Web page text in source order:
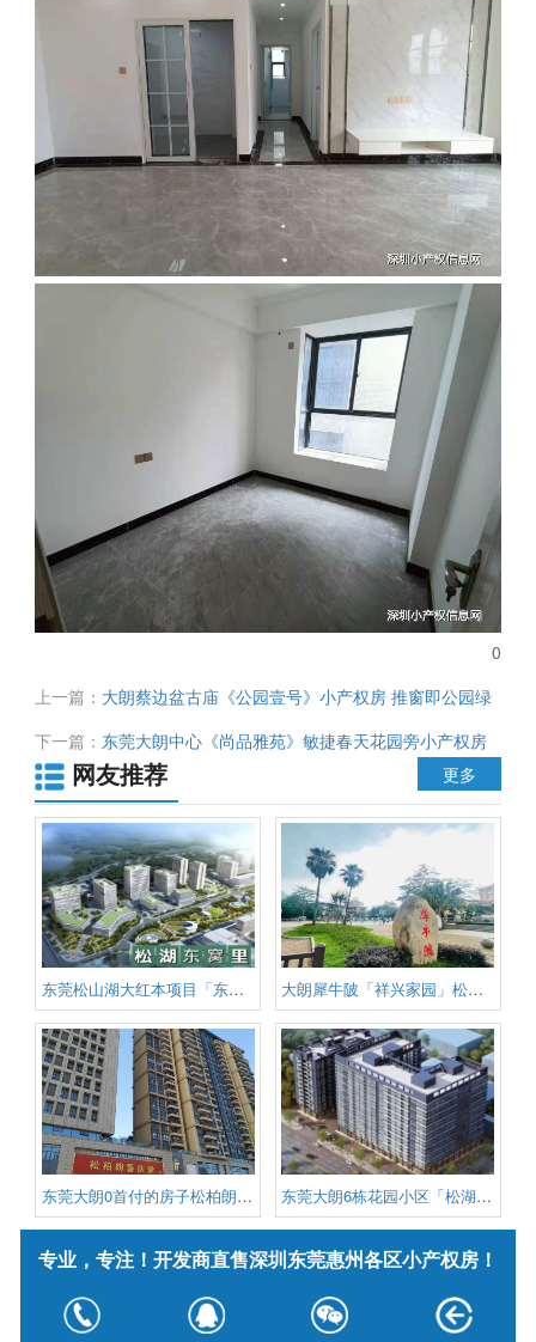
0
上一篇： 大朗蔡边盆古庙《公园壹号》小产权房 推窗即公园绿
景 出门商业街 均价仅3800元 首付3成起
下一篇： 东莞大朗中心《尚品雅苑》敏捷春天花园旁小产权房
配套齐全 户型方正 均价4500元 精装毛坯可选 无条件分期
网友推荐 更多
东莞松山湖大红本项目「东窝里」 大朗犀牛陂「祥兴家园」松山湖华
东莞大朗0首付的房子松柏朗「地 东莞大朗6栋花园小区「松湖锦绣
专业，专注！开发商直售深圳东莞惠州各区小产权房！
版权信息：深圳小产权信息网 版权所有